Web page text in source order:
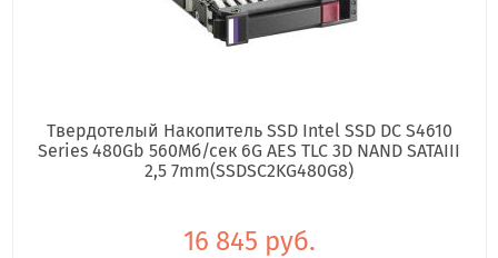
Твердотелый Накопитель SSD Intel SSD DC S4610
Series 480Gb 560Мб/сек 6G AES TLC 3D NAND SATAIII
2,5 7mm(SSDSC2KG480G8)
16 845 руб.